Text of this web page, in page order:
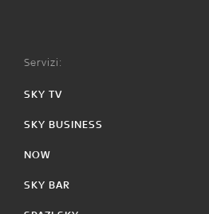
Servizi:
SKY TV
SKY BUSINESS
NOW
SKY BAR